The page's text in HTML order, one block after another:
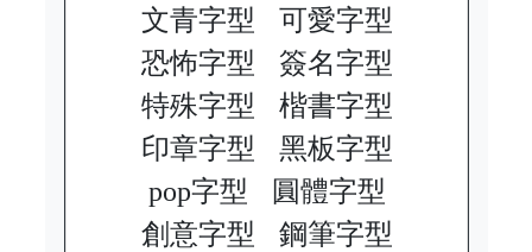
文青字型
可愛字型
恐怖字型
簽名字型
特殊字型
楷書字型
印章字型
黑板字型
pop字型
圓體字型
創意字型
鋼筆字型